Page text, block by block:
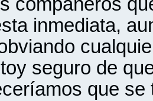
inmediata,
seguro de
que se